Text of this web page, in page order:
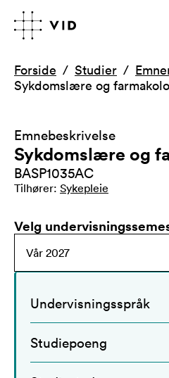
Forside Studier
Sykdomslære og
Emnebeskrivelse
Sykdomslære og
BASP1035AC
Tilhører: Sykepleie
Velg
Undervisningsspråk
Studiepoeng